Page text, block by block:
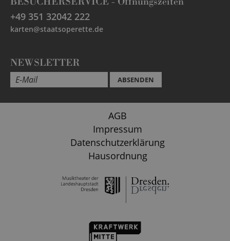
+49 351 32042 222
karten@staatsoperette.de
NEWSLETTER
ABSENDEN
AGB
Impressum
Datenschutzerklärung
Hausordnung